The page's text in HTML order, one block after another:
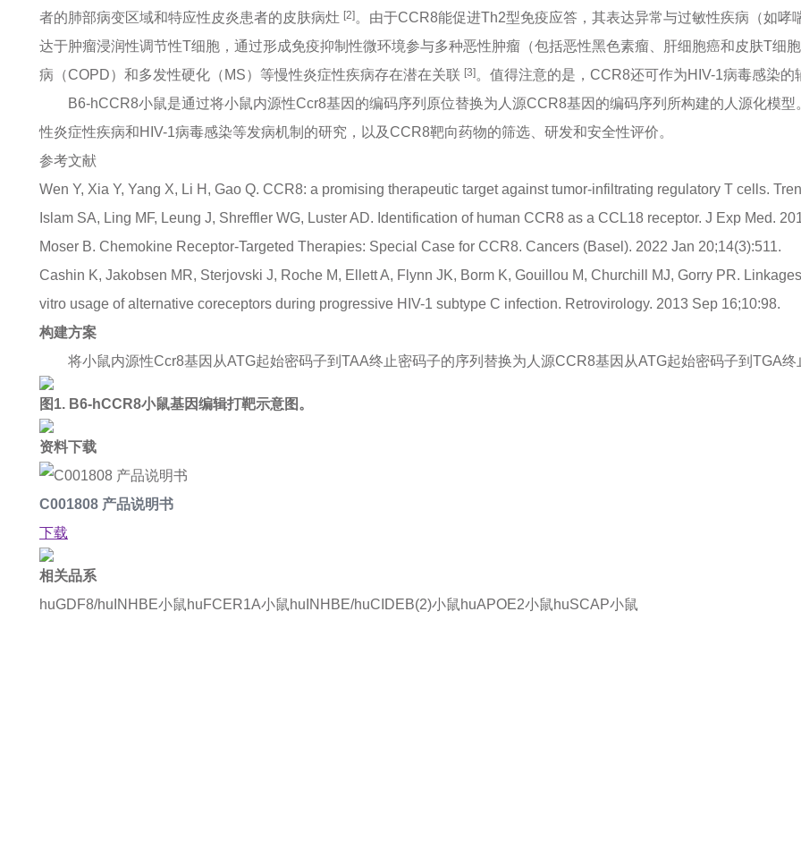
者的肺部病变区域和特应性皮炎患者的皮肤病灶 [2]。由于CCR8能促进Th2型免疫应答，其表达异常与过敏性疾病（如
达于肿瘤浸润性调节性T细胞，通过形成免疫抑制性微环境参与多种恶性肿瘤（包括恶性黑色素瘤、肝细胞癌和皮肤T细
病（COPD）和多发性硬化（MS）等慢性炎症性疾病存在潜在关联 [3]。值得注意的是，CCR8还可作为HIV-1病毒感染
B6-hCCR8小鼠是通过将小鼠内源性Ccr8基因的编码序列原位替换为人源CCR8基因的编码序列所构建的人源化模
性炎症性疾病和HIV-1病毒感染等发病机制的研究，以及CCR8靶向药物的筛选、研发和安全性评价。
参考文献
Wen Y, Xia Y, Yang X, Li H, Gao Q. CCR8: a promising therapeutic target against tumor-infiltrating regulatory T cells.
Islam SA, Ling MF, Leung J, Shreffler WG, Luster AD. Identification of human CCR8 as a CCL18 receptor. J Exp Med.
Moser B. Chemokine Receptor-Targeted Therapies: Special Case for CCR8. Cancers (Basel). 2022 Jan 20;14(3):511.
Cashin K, Jakobsen MR, Sterjovski J, Roche M, Ellett A, Flynn JK, Borm K, Gouillou M, Churchill MJ, Gorry PR.
vitro usage of alternative coreceptors during progressive HIV-1 subtype C infection. Retrovirology. 2013 Sep 16;10:98.
构建方案
将小鼠内源性Ccr8基因从ATG起始密码子到TAA终止密码子的序列替换为人源CCR8基因从ATG起始密码子到TGA终
图1. B6-hCCR8小鼠基因编辑打靶示意图。
资料下载
C001808 产品说明书
下载
相关品系
huGDF8/huINHBE小鼠huFCER1A小鼠huINHBE/huCIDEB(2)小鼠huAPOE2小鼠huSCAP小鼠